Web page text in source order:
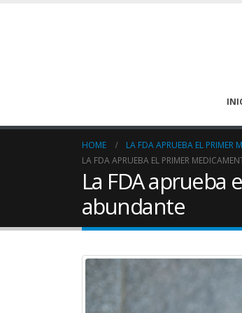
HOME LA FDA APRUEBA EL PRIMER
LA FDA APRUEBA EL PRIMER
La FDA
abundante
La